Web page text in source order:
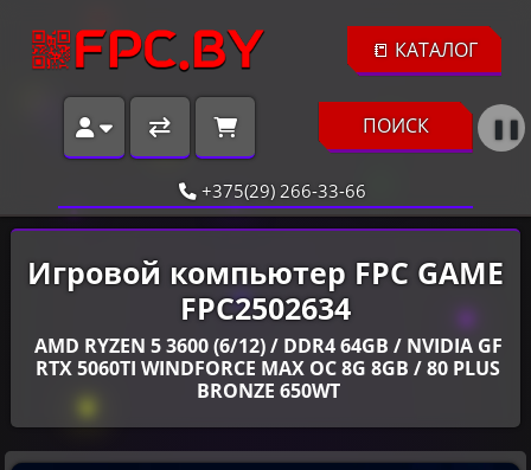
📒 КАТАЛОГ
ПОИСК ❚❚
+375(29) 266-33-66
Игровой компьютер FPC GAME
FPC2502634
AMD RYZEN 5 3600 (6/12) / DDR4 64GB / NVIDIA GF
RTX 5060TI WINDFORCE MAX OC 8G 8GB / 80 PLUS
BRONZE 650WT